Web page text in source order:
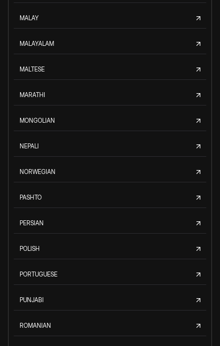
MALAY
MALAYALAM
MALTESE
MARATHI
MONGOLIAN
NEPALI
NORWEGIAN
PASHTO
PERSIAN
POLISH
PORTUGUESE
PUNJABI
ROMANIAN